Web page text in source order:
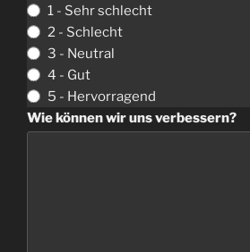
1 - Sehr schlecht
2 - Schlecht
3 - Neutral
4 - Gut
5 - Hervorragend
Wie können wir uns verbessern?